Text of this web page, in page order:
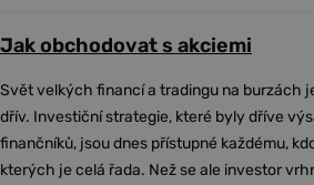
Jak obchodovat s akciemi
Svět velkých financí a tradingu na burzách
dřív. Investiční strategie, které byly dříve
finančníků, jsou dnes přístupné každému,
kterých je celá řada. Než se ale investor